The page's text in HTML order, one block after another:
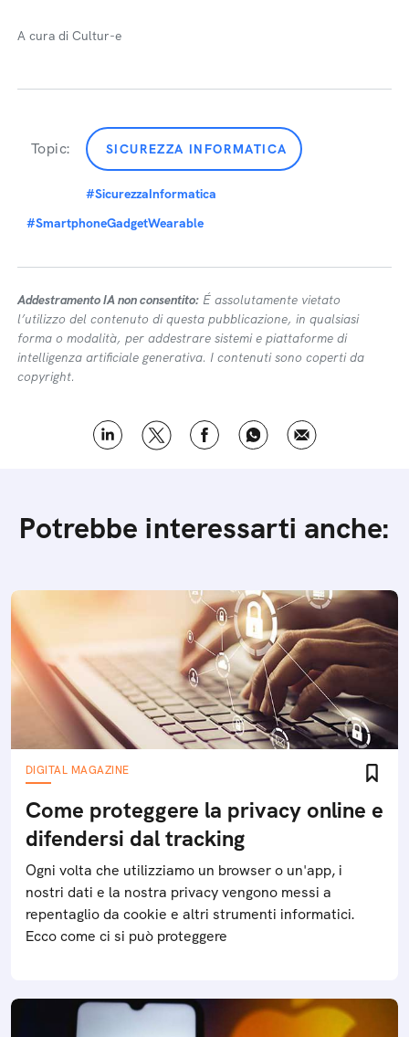
A cura di Cultur-e
Topic: SICUREZZA INFORMATICA
#SicurezzaInformatica
#SmartphoneGadgetWearable
Addestramento IA non consentito: É assolutamente vietato
l’utilizzo del contenuto di questa pubblicazione, in qualsiasi
forma o modalità, per addestrare sistemi e piattaforme di
intelligenza artificiale generativa. I contenuti sono coperti da
copyright.
Potrebbe interessarti anche:
DIGITAL MAGAZINE
Come proteggere la privacy online e
difendersi dal tracking
Ogni volta che utilizziamo un browser o un'app, i
nostri dati e la nostra privacy vengono messi a
repentaglio da cookie e altri strumenti informatici.
Ecco come ci si può proteggere